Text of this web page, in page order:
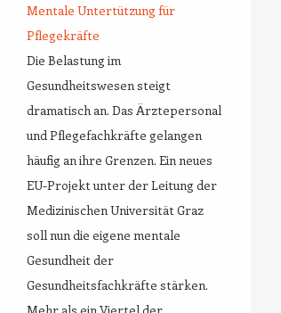
Mentale Untertützung für
Pflegekräfte
Die Belastung im
Gesundheitswesen steigt
dramatisch an. Das Ärztepersonal
und Pflegefachkräfte gelangen
häufig an ihre Grenzen. Ein neues
EU-Projekt unter der Leitung der
Medizinischen Universität Graz
soll nun die eigene mentale
Gesundheit der
Gesundheitsfachkräfte stärken.